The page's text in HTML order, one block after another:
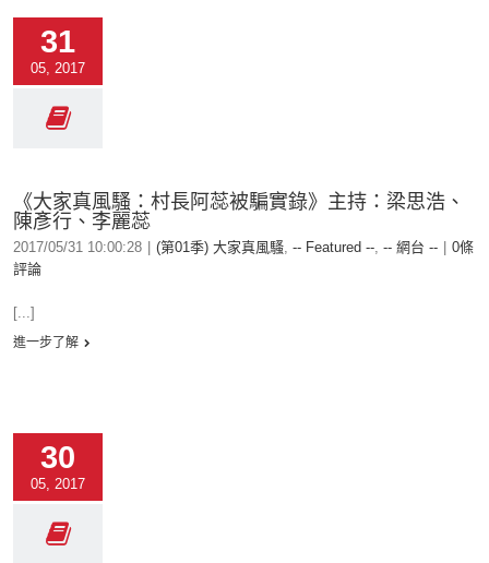
31
05, 2017
《大家真風騷：村長阿蕊被騙實錄》主持：梁思浩、
陳彥行、李麗蕊
2017/05/31 10:00:28 (第01季) 大家真風騷, -- Featured --, -- 網台 --
0條
評論
[...]
進一步了解
30
05, 2017